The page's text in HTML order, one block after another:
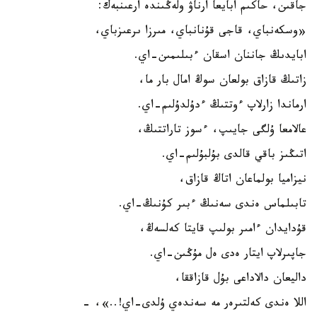
جاقىن، حاكىم ابايعا ارناۋ ولەڭىندە ارعىنبەك:
«وسكەنباي، قاجى قۇنانباي، مىرزا ىرعىزباي،
ابايدىڭ جاننان اسقان ءبىلىمىن-اي.
زاتىڭ قازاق بولعان سوڭ امال بار ما،
ارماندا زارلاپ ءوتتىڭ ءدۇلدۇلىم-اي.
عالامعا ۇلگى جايىپ، ءسوز تاراتتىڭ،
اتىڭىز باقي قالدى بۇلبۇلىم-اي.
نيزاميا بولماعان اتاڭ قازاق،
تابىلماس ەندى سەنىڭ ءبىر كۇنىڭ-اي.
قۇدايدان ءامىر بولىپ قايتا كەلسەڭ،
جاپىرلاپ ايتار ەدى ەل مۇڭىن-اي.
داليعان دالاداعى بۇل قازاققا،
اللا ەندى كەلتىرەر مە سەندەي ۇلدى-اي!..»، -